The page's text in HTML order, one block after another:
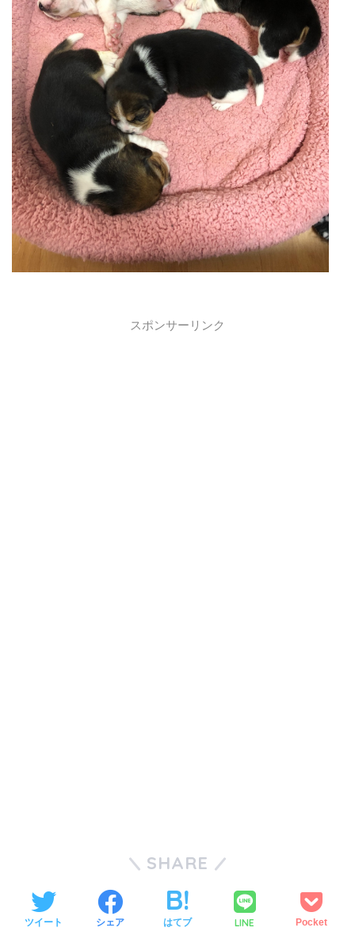
スポンサーリンク
SHARE
ツイート シェア はてブ LINE Pocket